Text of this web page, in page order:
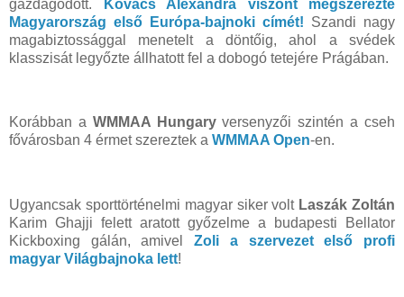
gazdagodott. Kovács Alexandra viszont megszerezte
Magyarország első Európa-bajnoki címét! Szandi nagy
magabiztossággal menetelt a döntőig, ahol a svédek
klasszisát legyőzte állhatott fel a dobogó tetejére Prágában.
Korábban a WMMAA Hungaryversenyzői szintén a cseh
fővárosban 4 érmet szereztek a WMMAA Open-en.
Ugyancsak sporttörténelmi magyar siker volt Laszák Zoltán
Karim Ghajji felett aratott győzelme a budapesti Bellator
Kickboxing gálán, amivelZoli a szervezet első profi
magyar Világbajnoka lett!